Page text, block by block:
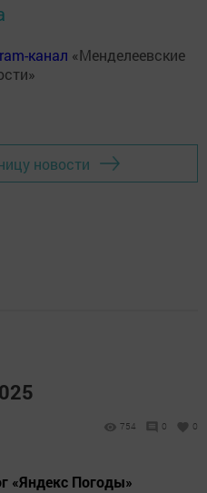
канал «Менделеевские
новости
754 0 0
«Яндекс Погоды»